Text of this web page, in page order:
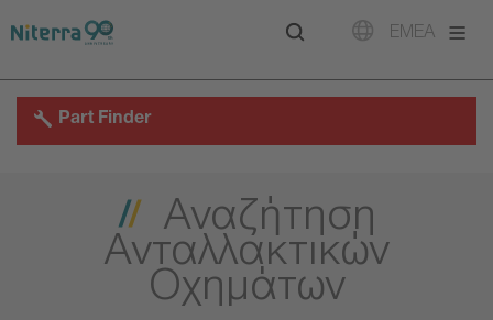
to
to
to
EMEA
Part Finder
Αναζήτηση
Ανταλλακτικών
Οχημάτων